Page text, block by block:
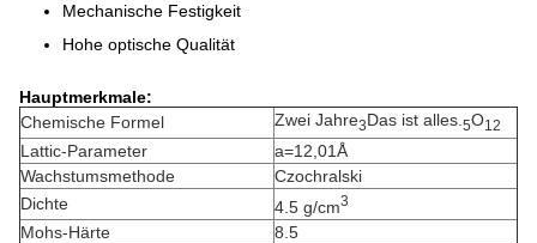
Mechanische Festigkeit
Hohe optische Qualität
Hauptmerkmale:
Chemische Formel
Zwei Jahre3Das ist alles. 5O12
Lattic-Parameter
a=12,01Å
Wachstumsmethode
Czochralski
Dichte
4.5 g/cm3
Mohs-Härte
8.5